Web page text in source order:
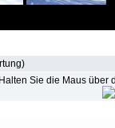
Halten Sie die Maus über